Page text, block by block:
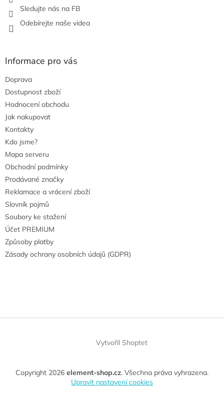
Sledujte nás na FB
Odebírejte naše videa
Informace pro vás
Doprava
Dostupnost zboží
Hodnocení obchodu
Jak nakupovat
Kontakty
Kdo jsme?
Mapa serveru
Obchodní podmínky
Prodávané značky
Reklamace a vrácení zboží
Slovník pojmů
Soubory ke stažení
Účet PREMIUM
Způsoby platby
Zásady ochrany osobních údajů (GDPR)
Vytvořil Shoptet
Copyright 2026 element-shop.cz. Všechna práva vyhrazena.
Upravit nastavení cookies